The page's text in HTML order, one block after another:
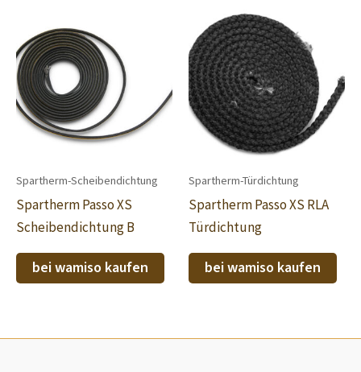
Spartherm-Scheibendichtung
Spartherm Passo XS
Scheibendichtung B
bei wamiso kaufen
Spartherm-Türdichtung
Spartherm Passo XS RLA
Türdichtung
bei wamiso kaufen